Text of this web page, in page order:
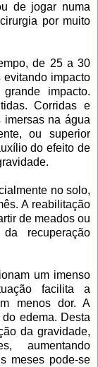
de jogar numa
por muito
de 25 a 30
evitando impacto
impacto.
Corridas e
na água
ou superior
do efeito de
no solo,
A reabilitação
de meados ou
recuperação
um imenso
facilita a
menos dor. A
edema. Desta
da gravidade,
aumentando
meses pode-se